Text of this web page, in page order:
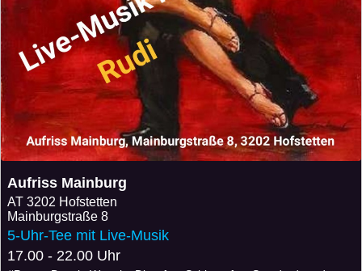
Aufriss Mainburg
AT 3202 Hofstetten
Mainburgstraße 8
5-Uhr-Tee mit Live-Musik
17.00 - 22.00 Uhr